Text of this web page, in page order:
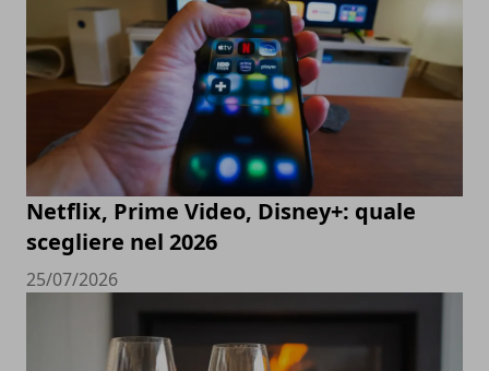
Netflix, Prime Video, Disney+: quale
scegliere nel 2026
25/07/2026